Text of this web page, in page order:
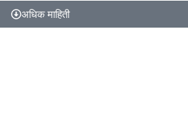
अधिक माहिती